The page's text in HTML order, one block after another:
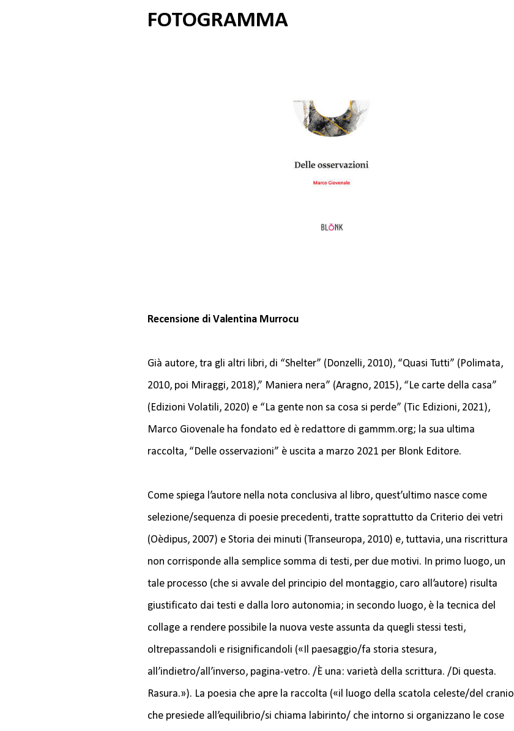
FOTOGRAMMA
Recensione di Valentina Murrocu
Già autore, tra gli altri libri, di “Shelter” (Donzelli, 2010), “Quasi Tutti” (Polimata,
2010, poi Miraggi, 2018),” Maniera nera” (Aragno, 2015), “Le carte della casa”
(Edizioni Volatili, 2020) e “La gente non sa cosa si perde” (Tic Edizioni, 2021),
Marco Giovenale ha fondato ed è redattore di gammm.org; la sua ultima
raccolta, “Delle osservazioni” è uscita a marzo 2021 per Blonk Editore.
Come spiega l’autore nella nota conclusiva al libro, quest’ultimo nasce come
selezione/sequenza di poesie precedenti, tratte soprattutto da Criterio dei vetri
(Oèdipus, 2007) e Storia dei minuti (Transeuropa, 2010) e, tuttavia, una riscrittura
non corrisponde alla semplice somma di testi, per due motivi. In primo luogo, un
tale processo (che si avvale del principio del montaggio, caro all’autore) risulta
giustificato dai testi e dalla loro autonomia; in secondo luogo, è la tecnica del
collage a rendere possibile la nuova veste assunta da quegli stessi testi,
oltrepassandoli e risignificandoli («Il paesaggio/fa storia stesura,
all’indietro/all’inverso, pagina-vetro. /È una: varietà della scrittura. /Di questa.
Rasura.»). La poesia che apre la raccolta («il luogo della scatola celeste/del cranio
che presiede all’equilibrio/si chiama labirinto/ che intorno si organizzano le cose